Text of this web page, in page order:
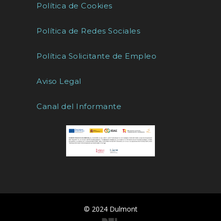
Política de Cookies
Política de Redes Sociales
Política Solicitante de Empleo
Aviso Legal
Canal del Informante
© 2024 Dulmont